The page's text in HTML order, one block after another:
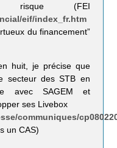
risque (FEI
eif/index_fr.htm
du financement”
huit, je précise que
secteur des STB en
avec SAGEM et
ses Livebox
communiques/
un CAS)